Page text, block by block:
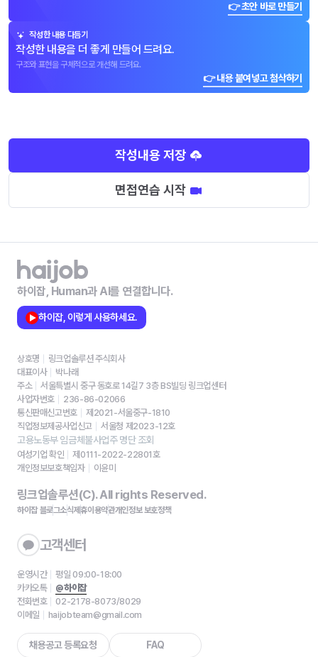
👉 초안 바로 만들기
작성한 내용 다듬기
작성한 내용을 더 좋게 만들어 드려요.
구조와 표현을 구체적으로 개선해 드려요.
👉 내용 붙여넣고 첨삭하기
작성내용 저장
면접연습 시작
하이잡, Human과 AI를 연결합니다.
하이잡, 이렇게 사용하세요.
상호명
링크업솔루션 주식회사
대표이사
박나래
주소
서울특별시 중구 동호로 14길7 3층 BS빌딩 링크업센터
사업자번호
236-86-02066
통신판매신고번호
제2021-서울중구-1810
직업정보제공사업신고
서울청 제2023-12호
고용노동부 임금체불사업주 명단 조회
여성기업 확인
제0111-2022-22801호
개인정보보호책임자
이윤미
링크업솔루션(C). All rights Reserved.
하이잡 블로그소식제휴이용약관개인정보 보호정책
고객센터
운영시간
평일 09:00-18:00
카카오톡
@하이잡
전화번호
02-2178-8073/8029
이메일
haijobteam@gmail.com
채용공고 등록요청 FAQ